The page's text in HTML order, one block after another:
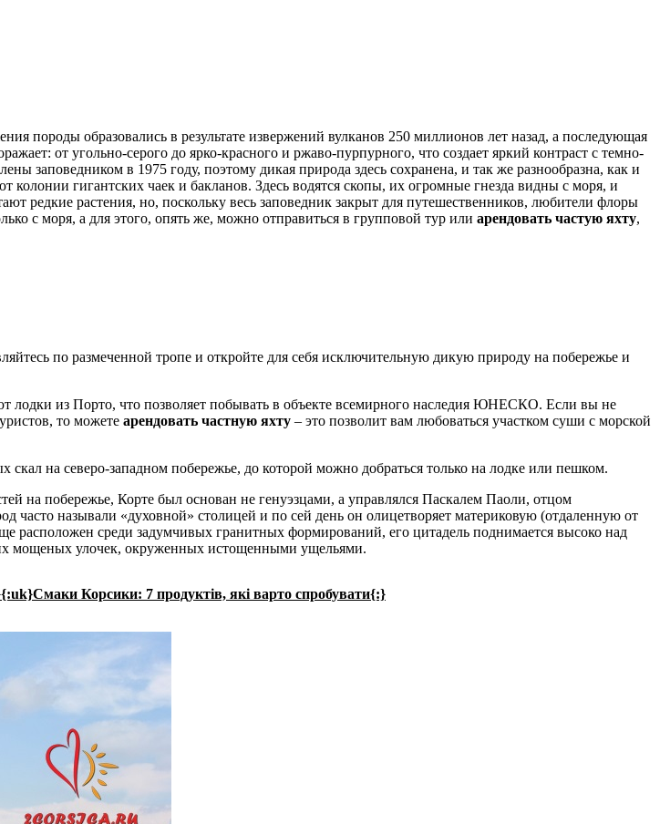
образовались в результате извержений вулканов 250 миллионов лет назад, а последующая
от угольно-серого до ярко-красного и ржаво-пурпурного, что создает яркий контраст с темно-
в 1975 году, поэтому дикая природа здесь сохранена, и так же разнообразна, как и
гигантских чаек и бакланов. Здесь водятся скопы, их огромные гнезда видны с моря, и
редкие растения, но, поскольку весь заповедник закрыт для путешественников, любители флоры
с моря, а для этого, опять же, можно отправиться в групповой тур или арендовать частую яхту,
по размеченной тропе и откройте для себя исключительную дикую природу на побережье и
лодки из Порто, что позволяет побывать в объекте всемирного наследия ЮНЕСКО. Если вы не
то можете арендовать частную яхту – это позволит вам любоваться участком суши с морской
на северо-западном побережье, до которой можно добраться только на лодке или пешком.
на побережье, Корте был основан не генуэзцами, а управлялся Паскалем Паоли, отцом
часто называли «духовной» столицей и по сей день он олицетворяет материковую (отдаленную от
расположен среди задумчивых гранитных формирований, его цитадель поднимается высоко над
мощеных улочек, окруженных истощенными ущельями.
Корсики: 7 продуктів, які варто спробувати{:}